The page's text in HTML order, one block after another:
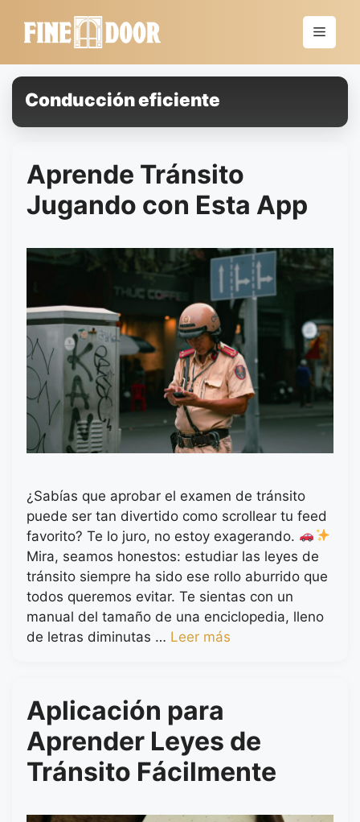
Menú
Conducción eficiente
Aprende Tránsito
Jugando con Esta App
¿Sabías que aprobar el examen de tránsito
puede ser tan divertido como scrollear tu feed
favorito? Te lo juro, no estoy exagerando.
Mira, seamos honestos: estudiar las leyes de
tránsito siempre ha sido ese rollo aburrido que
todos queremos evitar. Te sientas con un
manual del tamaño de una enciclopedia, lleno
de letras diminutas … Leer más
Aplicación para
Aprender Leyes de
Tránsito Fácilmente